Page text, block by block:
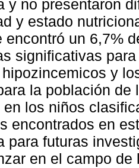
y no presentaron
y estado
encontró un 6,7%
significativas
y
la población
en los niños
encontrados en
para futuras
en el campo